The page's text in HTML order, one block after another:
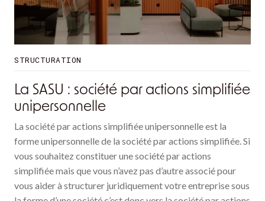
STRUCTURATION
La SASU : société par actions simplifiée
unipersonnelle
La société par actions simplifiée unipersonnelle est la
forme unipersonnelle de la société par actions simplifiée. Si
vous souhaitez constituer une société par actions
simplifiée mais que vous n’avez pas d’autre associé pour
vous aider à structurer juridiquement votre entreprise sous